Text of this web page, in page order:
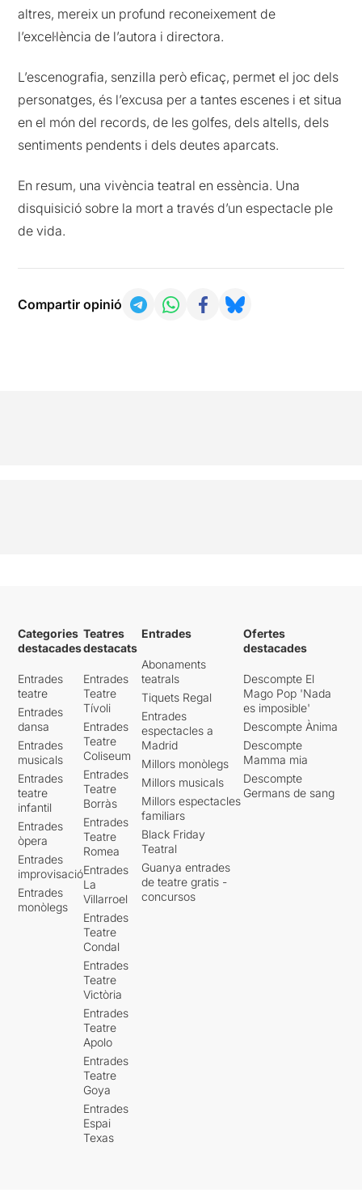
altres, mereix un profund reconeixement de
l’excel·lència de l’autora i directora.
L’escenografia, senzilla però eficaç, permet el joc dels
personatges, és l’excusa per a tantes escenes i et situa
en el món del records, de les golfes, dels altells, dels
sentiments pendents i dels deutes aparcats.
En resum, una vivència teatral en essència. Una
disquisició sobre la mort a través d’un espectacle ple
de vida.
Compartir opinió
Categories
destacades
Entrades
teatre
Entrades
dansa
Entrades
musicals
Entrades
teatre
infantil
Entrades
òpera
Entrades
improvisació
Entrades
monòlegs
Teatres
destacats
Entrades
Teatre
Tívoli
Entrades
Teatre
Coliseum
Entrades
Teatre
Borràs
Entrades
Teatre
Romea
Entrades
La
Villarroel
Entrades
Teatre
Condal
Entrades
Teatre
Victòria
Entrades
Teatre
Apolo
Entrades
Teatre
Goya
Entrades
Espai
Texas
Entrades
Abonaments
teatrals
Tiquets Regal
Entrades
espectacles a
Madrid
Millors monòlegs
Millors musicals
Millors espectacles
familiars
Black Friday
Teatral
Guanya entrades
de teatre gratis -
concursos
Ofertes
destacades
Descompte El
Mago Pop 'Nada
es imposible'
Descompte Ànima
Descompte
Mamma mia
Descompte
Germans de sang